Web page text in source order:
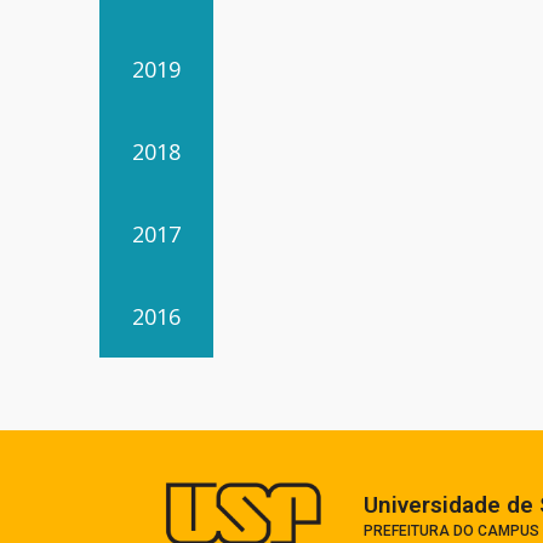
2019
2018
2017
2016
Universidade de
PREFEITURA DO